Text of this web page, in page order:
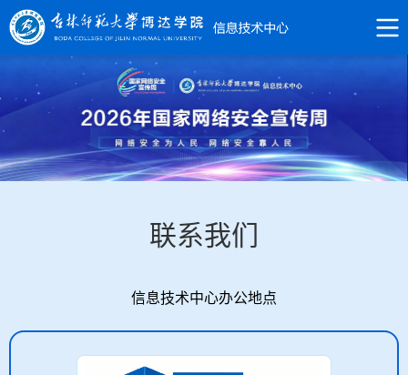
联系我们
信息技术中心办公地点